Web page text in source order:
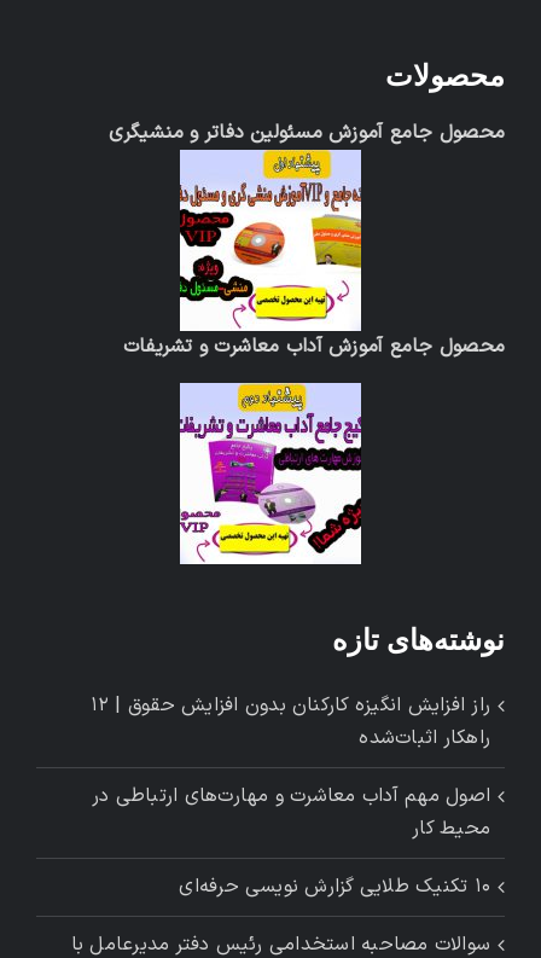
محصولات
محصول جامع آموزش مسئولین دفاتر و منشیگری
محصول جامع آموزش آداب معاشرت و تشریفات
نوشته‌های تازه
راز افزایش انگیزه کارکنان بدون افزایش حقوق | ۱۲
راهکار اثبات‌شده
اصول مهم آداب معاشرت و مهارت‌های ارتباطی در
محیط کار
۱۰ تکنیک طلایی گزارش ‌نویسی حرفه‌ای
سوالات مصاحبه استخدامی رئیس دفتر مدیرعامل با